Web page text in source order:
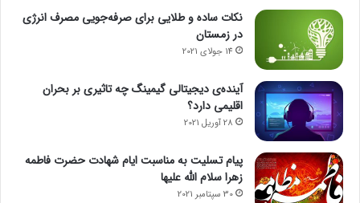
نکات ساده و طلایی برای صرفه‌جویی مصرف انرژی
در زمستان
14 جولای 2021
آینده‌ی دیجیتالی گیمینگ چه تاثیری بر بحران
اقلیمی دارد؟
28 آوریل 2021
پیام تسلیت به مناسبت ایام شهادت حضرت فاطمه
زهرا سلام الله علیها
30 سپتامبر 2021